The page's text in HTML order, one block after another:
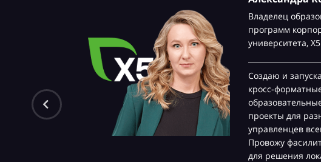
Владелец образовательных
программ корпоративного
университета,
Х5 Group
Создаю и запускаю большие
кросс-форматные
образовательные программы и
проекты для разного уровня
управленцев всей группы Х5.
Провожу фасилитации и сессии
для решения локальных задач